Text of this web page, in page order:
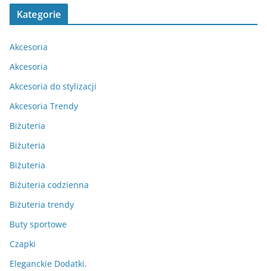
Kategorie
Akcesoria
Akcesoria
Akcesoria do stylizacji
Akcesoria Trendy
Biżuteria
Biżuteria
Biżuteria
Biżuteria codzienna
Biżuteria trendy
Buty sportowe
Czapki
Eleganckie Dodatki.